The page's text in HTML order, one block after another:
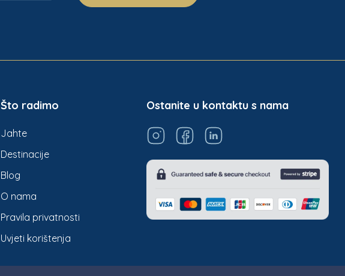
Što radimo
Jahte
Destinacije
Blog
O nama
Pravila privatnosti
Uvjeti korištenja
Ostanite u kontaktu s nama